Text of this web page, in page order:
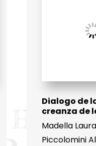
Dialogo de
creanza de
Madella
Piccolomini